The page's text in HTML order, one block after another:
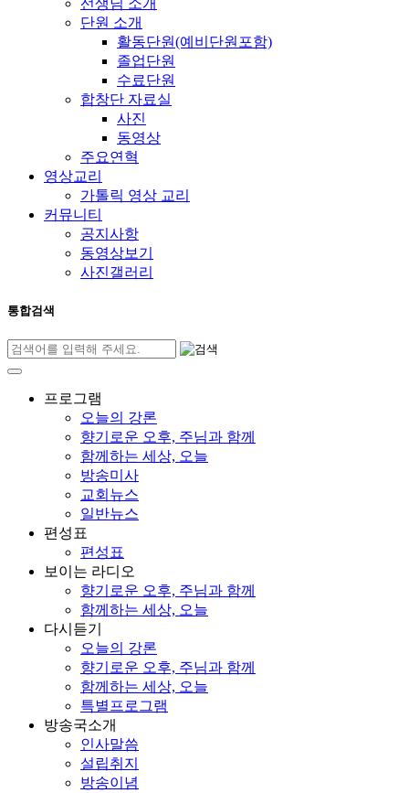
단원 소개
활동단원(예비단원포함)
졸업단원
수료단원
합창단 자료실
사진
동영상
주요연혁
영상교리
가톨릭 영상 교리
커뮤니티
공지사항
동영상보기
사진갤러리
통합검색
프로그램
오늘의 강론
향기로운 오후, 주님과 함께
함께하는 세상, 오늘
방송미사
교회뉴스
일반뉴스
편성표
편성표
보이는 라디오
향기로운 오후, 주님과 함께
함께하는 세상, 오늘
다시듣기
오늘의 강론
향기로운 오후, 주님과 함께
함께하는 세상, 오늘
특별프로그램
방송국소개
인사말씀
설립취지
방송이념